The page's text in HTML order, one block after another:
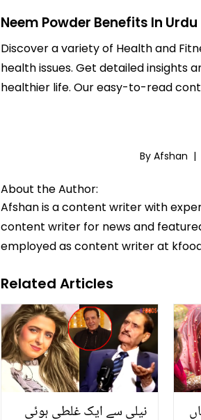
Neem Powder Benefits In Urdu
Discover a variety of Health and
health issues. Get detailed insights
healthier life. Our easy-to-read
By Afshan |
About the Author:
Afshan is a content writer with
content writer for news and
employed as content writer at
Related Articles
نیلی سے ایک غلطی ہوئی